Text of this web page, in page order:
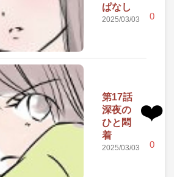
ぱなし
2025/03/03 0
第17話
深夜の
ひと悶
着
2025/03/03
❤️
0